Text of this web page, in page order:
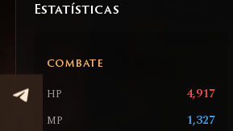
Estatísticas
COMBATE
HP 4,917
MP 1,327